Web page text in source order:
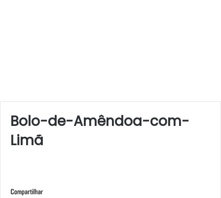
Bolo-de-Amêndoa-com-
Limã